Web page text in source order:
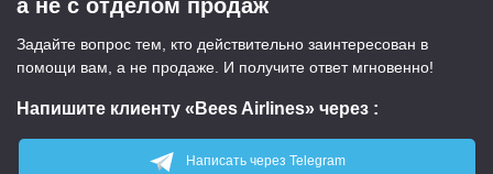
а не с отделом продаж
Задайте вопрос тем, кто действительно заинтересован в
помощи вам, а не продаже. И получите ответ мгновенно!
Напишите клиенту «Bees Airlines» через :
Написать через Telegram